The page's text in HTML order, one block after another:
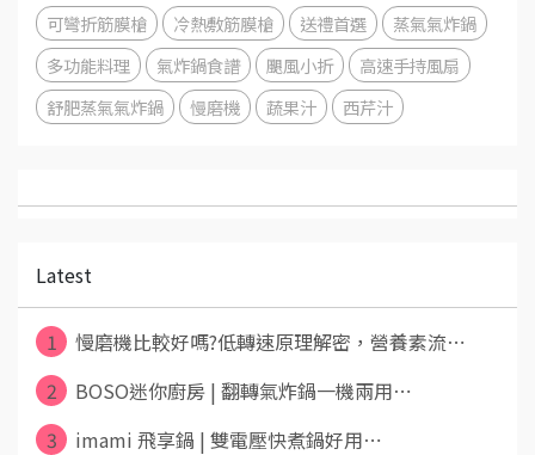
可彎折筋膜槍
冷熱敷筋膜槍 送禮首選
蒸氣氣炸鍋
多功能料理
氣炸鍋食譜 颶風小折
高速手持風扇
舒肥蒸氣氣炸鍋
慢磨機 蔬果汁 西芹汁
Latest
1
慢磨機比較好嗎?低轉速原理解密，營養素流⋯
2
BOSO迷你廚房 | 翻轉氣炸鍋一機兩用⋯
3
imami 飛享鍋 | 雙電壓快煮鍋好用⋯